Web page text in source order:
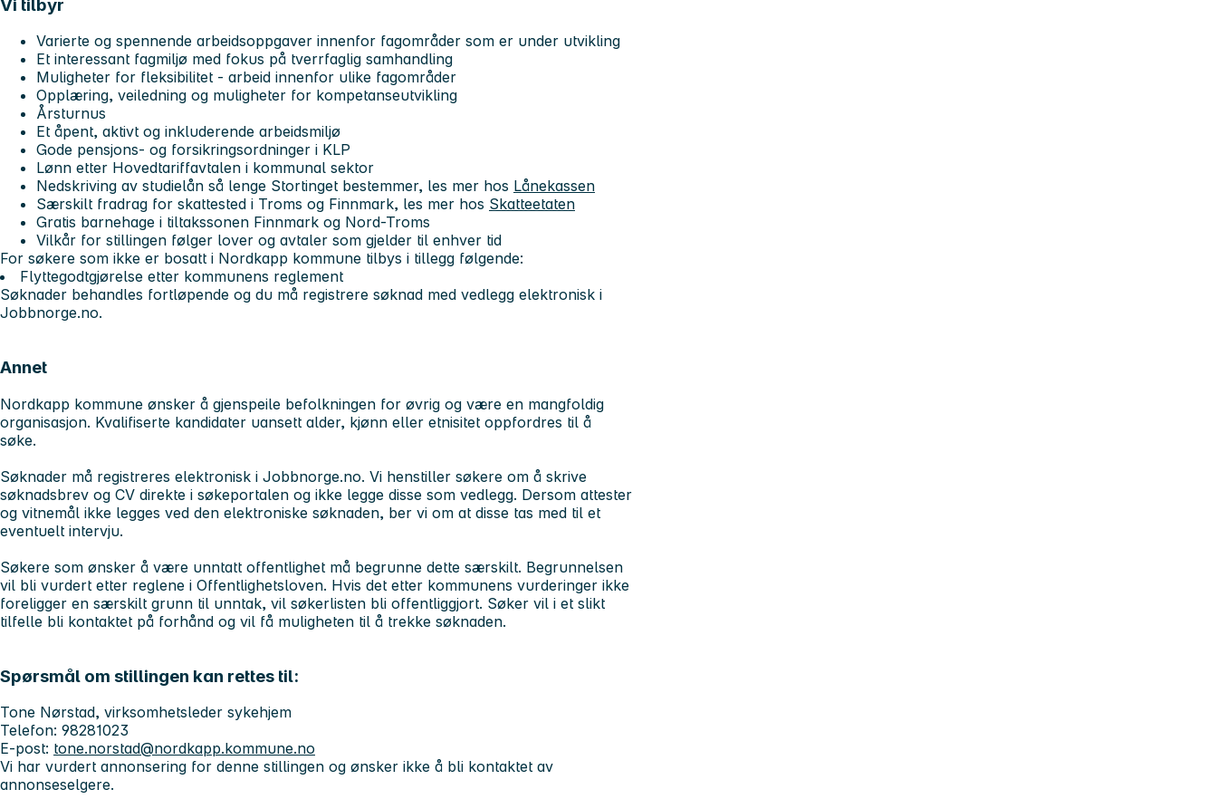
Vi tilbyr
Varierte og spennende arbeidsoppgaver innenfor fagområder som er under utvikling
Et interessant fagmiljø med fokus på tverrfaglig samhandling
Muligheter for fleksibilitet - arbeid innenfor ulike fagområder
Opplæring, veiledning og muligheter for kompetanseutvikling
Årsturnus
Et åpent, aktivt og inkluderende arbeidsmiljø
Gode pensjons- og forsikringsordninger i KLP
Lønn etter Hovedtariffavtalen i kommunal sektor
Nedskriving av studielån så lenge Stortinget bestemmer, les mer hos Lånekassen
Særskilt fradrag for skattested i Troms og Finnmark, les mer hos Skatteetaten
Gratis barnehage i tiltakssonen Finnmark og Nord-Troms
Vilkår for stillingen følger lover og avtaler som gjelder til enhver tid
For søkere som ikke er bosatt i Nordkapp kommune tilbys i tillegg følgende:
Flyttegodtgjørelse etter kommunens reglement
Søknader behandles fortløpende og du må registrere søknad med vedlegg elektronisk i
Jobbnorge.no.
Annet
Nordkapp kommune ønsker å gjenspeile befolkningen for øvrig og være en mangfoldig
organisasjon. Kvalifiserte kandidater uansett alder, kjønn eller etnisitet oppfordres til å
søke.
Søknader må registreres elektronisk i Jobbnorge.no. Vi henstiller søkere om å skrive
søknadsbrev og CV direkte i søkeportalen og ikke legge disse som vedlegg. Dersom attester
og vitnemål ikke legges ved den elektroniske søknaden, ber vi om at disse tas med til et
eventuelt intervju.
Søkere som ønsker å være unntatt offentlighet må begrunne dette særskilt. Begrunnelsen
vil bli vurdert etter reglene i Offentlighetsloven. Hvis det etter kommunens vurderinger ikke
foreligger en særskilt grunn til unntak, vil søkerlisten bli offentliggjort. Søker vil i et slikt
tilfelle bli kontaktet på forhånd og vil få muligheten til å trekke søknaden.
Spørsmål om stillingen kan rettes til:
Tone Nørstad, virksomhetsleder sykehjem
Telefon: 98281023
E-post: tone.norstad@nordkapp.kommune.no
Vi har vurdert annonsering for denne stillingen og ønsker ikke å bli kontaktet av
annonseselgere.